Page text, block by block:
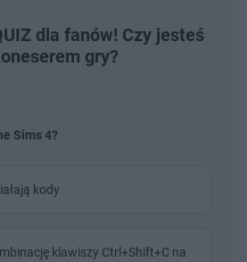
dla fanów! Czy jesteś
gry?
Sims 4?
kody
klawiszy Ctrl+Shift+C na